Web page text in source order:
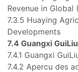
Revenue in Global
7.3.5 Huaying
Developments
7.4 Guangxi GuiLiu
7.4.1 Guangxi
7.4.2 Apercu des